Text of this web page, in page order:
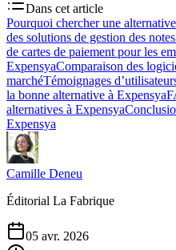
Dans cet article
Pourquoi chercher une
des solutions de gestion des
de cartes de paiement pour les
ExpensyaComparaison des
marchéTémoignages
la bonne alternative à Expensya
alternatives à Expensya
Expensya
Camille Deneu
Éditorial La Fabrique
05 avr. 2026